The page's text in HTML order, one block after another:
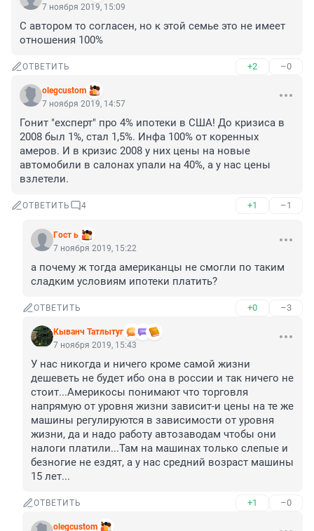
7 ноября 2019, 15:09
С автором то согласен, но к этой семье это не имеет
отношения 100%
ОТВЕТИТЬ +2 –0
olegcustom
7 ноября 2019, 14:57
Гонит "ехсперт" про 4% ипотеки в США! До кризиса в
2008 был 1%, стал 1,5%. Инфа 100% от коренных
амеров. И в кризис 2008 у них цены на новые
автомобили в салонах упали на 40%, а у нас цены
взлетели.
ОТВЕТИТЬ 4 +1 –1
Гocт ь
7 ноября 2019, 15:22
а почему ж тогда американцы не смогли по таким
сладким условиям ипотеки платить?
ОТВЕТИТЬ +0 –3
Кыванч Татлытуг
7 ноября 2019, 15:43
У нас никогда и ничего кроме самой жизни
дешеветь не будет ибо она в россии и так ничего не
стоит...Америкосы понимают что торговля
напрямую от уровня жизни зависит-и цены на те же
машины регулируются в зависимости от уровня
жизни, да и надо работу автозаводам чтобы они
налоги платили...Там на машинах только слепые и
безногие не ездят, а у нас средний возраст машины
15 лет...
ОТВЕТИТЬ +1 –0
olegcustom